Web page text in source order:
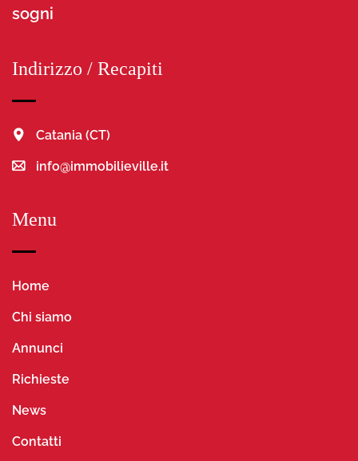
sogni
Indirizzo / Recapiti
Catania (CT)
info@immobilieville.it
Menu
Home
Chi siamo
Annunci
Richieste
News
Contatti